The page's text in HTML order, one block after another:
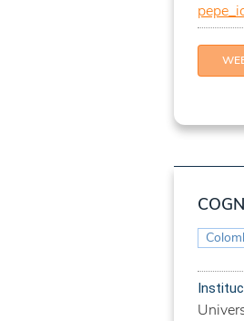
la creación y difusión de productos y
español en alumnos universitarios
e produçâo de conhecimento
de significados na sala de aula de